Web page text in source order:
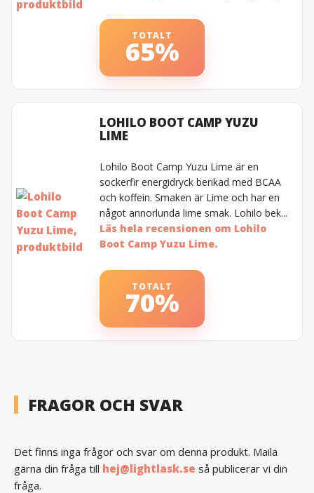
TOTALT
65%
LOHILO BOOT CAMP YUZU
LIME
Lohilo Boot Camp Yuzu Lime är en
sockerfir energidryck berikad med BCAA
och koffein. Smaken är Lime och har en
något annorlunda lime smak. Lohilo bek...
Läs hela recensionen om Lohilo
Boot Camp Yuzu Lime.
TOTALT
70%
FRAGOR OCH SVAR
Det finns inga frågor och svar om denna produkt. Maila
gärna din fråga till hej@lightlask.se så publicerar vi din
fråga.